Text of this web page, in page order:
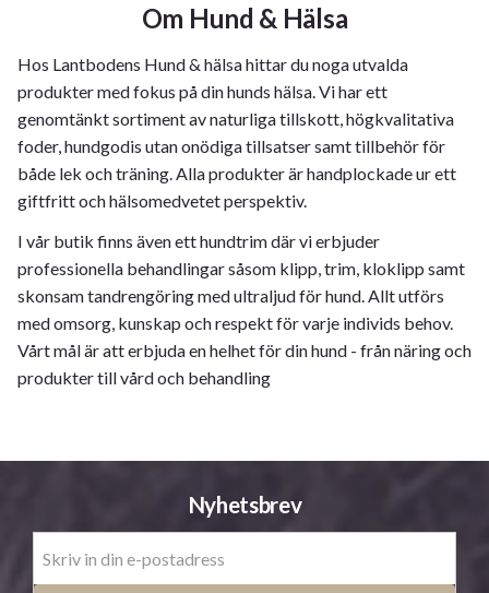
Om Hund & Hälsa
Hos Lantbodens Hund & hälsa hittar du noga utvalda
produkter med fokus på din hunds hälsa. Vi har ett
genomtänkt sortiment av naturliga tillskott, högkvalitativa
foder, hundgodis utan onödiga tillsatser samt tillbehör för
både lek och träning. Alla produkter är handplockade ur ett
giftfritt och hälsomedvetet perspektiv.
I vår butik finns även ett hundtrim där vi erbjuder
professionella behandlingar såsom klipp, trim, kloklipp samt
skonsam tandrengöring med ultraljud för hund. Allt utförs
med omsorg, kunskap och respekt för varje individs behov.
Vårt mål är att erbjuda en helhet för din hund - från näring och
produkter till vård och behandling
Nyhetsbrev